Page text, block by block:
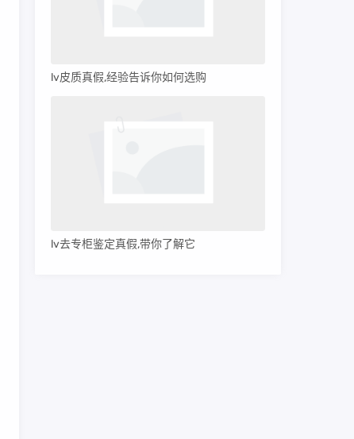
lv皮质真假,经验告诉你如何选购
lv去专柜鉴定真假,带你了解它